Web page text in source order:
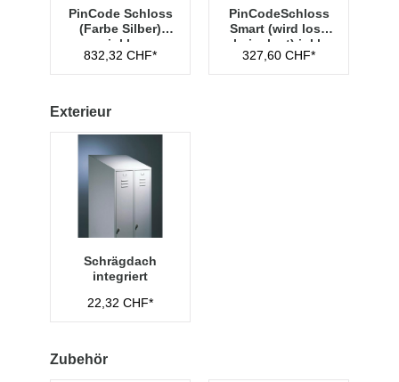
PinCode Schloss
(Farbe Silber)
inkl.
Hauptschlüssel
Typ 1
832,32 CHF*
PinCodeSchloss
Smart (wird lose
beigelegt) inkl.
Managementschl
üssel
327,60 CHF*
Exterieur
Schrägdach
integriert
22,32 CHF*
Zubehör